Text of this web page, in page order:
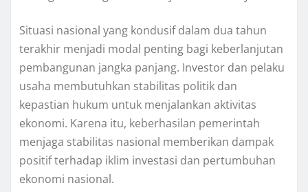
Situasi nasional yang kondusif dalam dua tahun
terakhir menjadi modal penting bagi keberlanjutan
pembangunan jangka panjang. Investor dan pelaku
usaha membutuhkan stabilitas politik dan
kepastian hukum untuk menjalankan aktivitas
ekonomi. Karena itu, keberhasilan pemerintah
menjaga stabilitas nasional memberikan dampak
positif terhadap iklim investasi dan pertumbuhan
ekonomi nasional.